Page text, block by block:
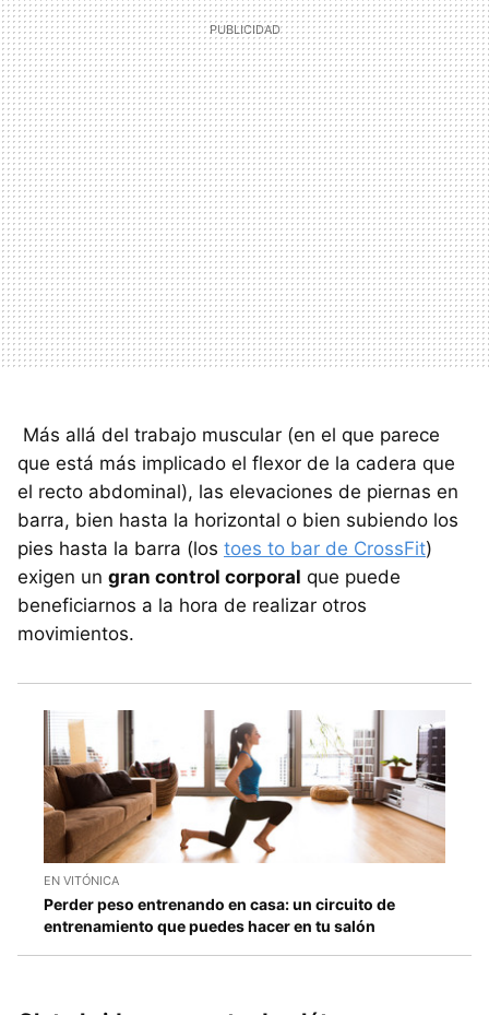
Más allá del trabajo muscular (en el que parece
que está más implicado el flexor de la cadera que
el recto abdominal), las elevaciones de piernas en
barra, bien hasta la horizontal o bien subiendo los
pies hasta la barra (los toes to bar de CrossFit)
exigen un gran control corporal que puede
beneficiarnos a la hora de realizar otros
movimientos.
EN VITÓNICA
Perder peso entrenando en casa: un circuito de
entrenamiento que puedes hacer en tu salón